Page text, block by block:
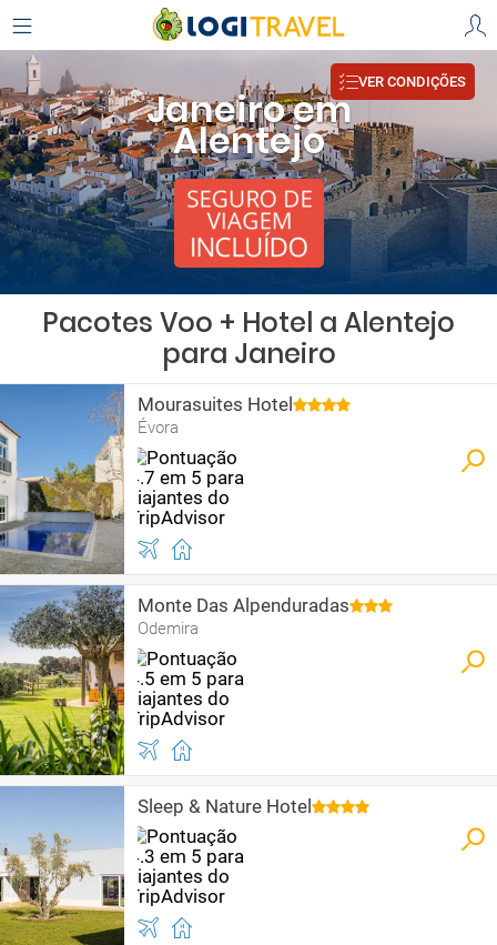
Janeiro em
Alentejo
VER CONDIÇÕES
Pacotes Voo + Hotel a Alentejo
para Janeiro
Mourasuites Hotel
Évora
Monte Das Alpenduradas
Odemira
Sleep & Nature Hotel